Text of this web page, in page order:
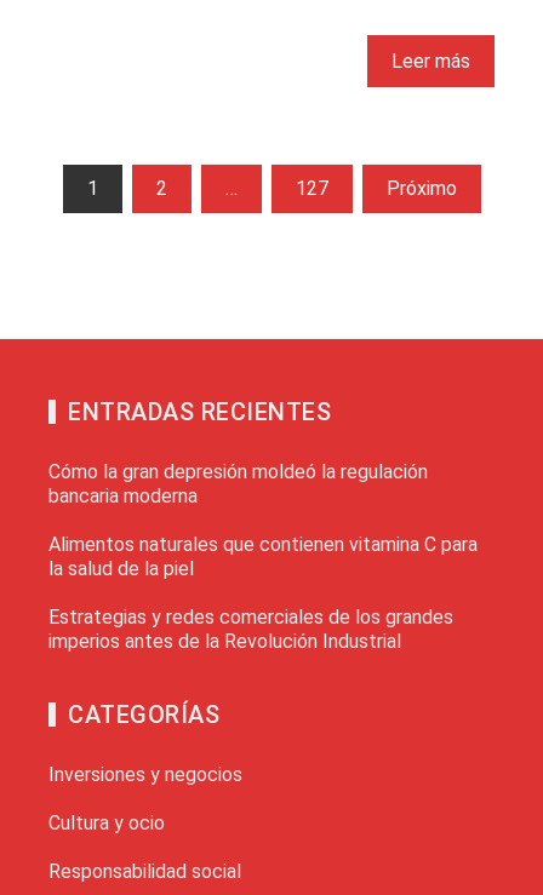
Leer más
Paginación
1 2 … 127 Próximo
ENTRADAS RECIENTES
Cómo la gran depresión moldeó la regulación
bancaria moderna
Alimentos naturales que contienen vitamina C para
la salud de la piel
Estrategias y redes comerciales de los grandes
imperios antes de la Revolución Industrial
CATEGORÍAS
Inversiones y negocios
Cultura y ocio
Responsabilidad social